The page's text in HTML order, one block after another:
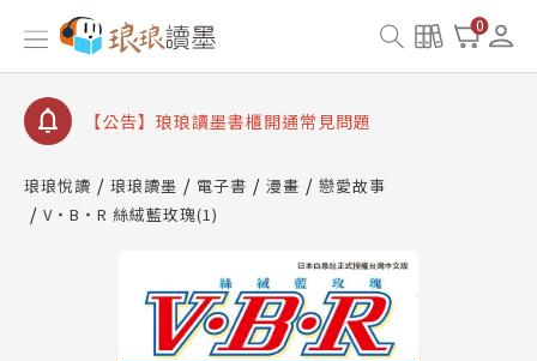
0
【公告】琅琅讀墨數位閱讀資產合併與書櫃開通申請
【公告】琅琅讀墨書櫃開通常見問題
【公告】琅琅讀墨 3 分鐘完成書櫃開通與資產合併申
請圖文教學
查詢
【公告】琅琅讀墨數位閱讀資產合併與書櫃開通申請
琅琅悅讀 琅琅讀墨 電子書 漫畫
戀愛故事
V‧B‧R 絲絨藍玫瑰(1)